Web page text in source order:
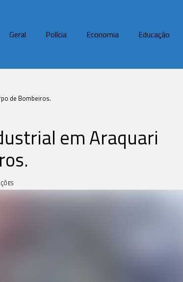
Geral Polícia Economia Educação
de Bombeiros.
em Araquari